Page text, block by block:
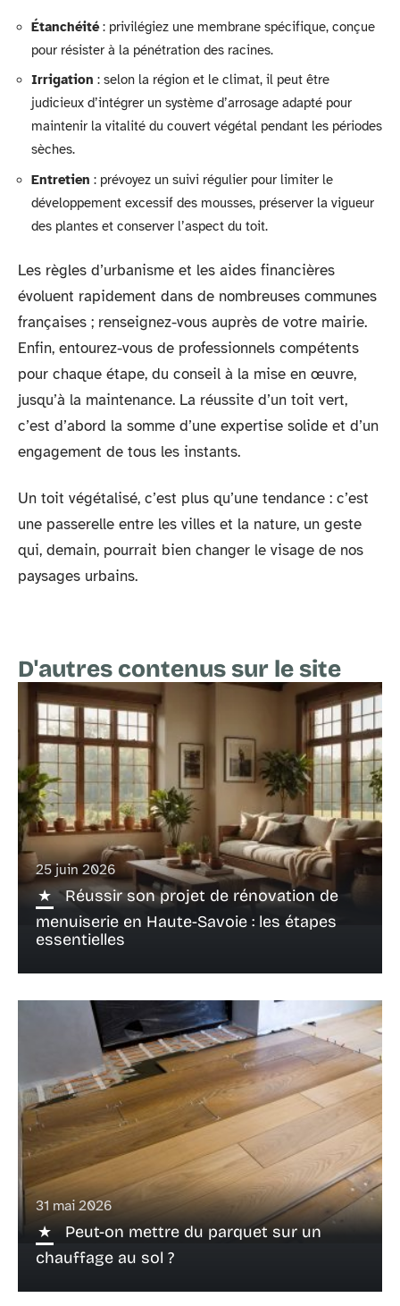
Étanchéité: privilégiez une membrane spécifique, conçue
pour résister à la pénétration des racines.
Irrigation : selon la région et le climat, il peut être
judicieux d’intégrer un système d’arrosage adapté pour
maintenir la vitalité du couvert végétal pendant les périodes
sèches.
Entretien : prévoyez un suivi régulier pour limiter le
développement excessif des mousses, préserver la vigueur
des plantes et conserver l’aspect du toit.
Les règles d’urbanisme et les aides financières
évoluent rapidement dans de nombreuses communes
françaises ; renseignez-vous auprès de votre mairie.
Enfin, entourez-vous de professionnels compétents
pour chaque étape, du conseil à la mise en œuvre,
jusqu’à la maintenance. La réussite d’un toit vert,
c’est d’abord la somme d’une expertise solide et d’un
engagement de tous les instants.
Un toit végétalisé, c’est plus qu’une tendance : c’est
une passerelle entre les villes et la nature, un geste
qui, demain, pourrait bien changer le visage de nos
paysages urbains.
D'autres contenus sur le site
25 juin 2026
Réussir son projet de rénovation de
menuiserie en Haute-Savoie : les étapes
essentielles
31 mai 2026
Peut-on mettre du parquet sur un
chauffage au sol ?